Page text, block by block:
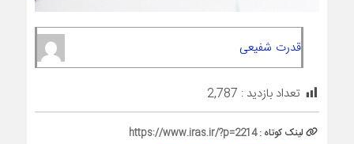
قدرت شفیعی
تعداد بازدید : 2,787
لینک کوتاه :https://www.iras.ir/?p=2214